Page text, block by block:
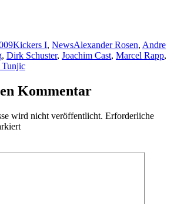
Kategorien
Kickers I, NewsSchlagwörter
Alexander Rosen, Andre
, Dirk Schuster, Joachim Cast, Marcel Rapp,
Kommentar
wird nicht veröffentlicht. Erforderliche